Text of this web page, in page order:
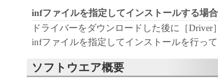
You agree to comply with all export laws and
regulations of the country involved, and not to
export, directly or indirectly, the SOFTWARE
such laws, restrictions and regulations, or
approvals.
infファイルを指定してインストールする場合
ドライバーをダウンロードした後に［Driver
infファイルを指定してインストールを行っ
ソフトウエア概要